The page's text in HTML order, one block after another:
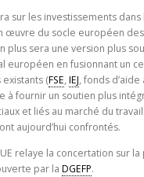
sur les investissements dans
œuvre du socle européen
plus sera une version plus
européen en fusionnant un
(FSE, IEJ, fonds d’aide
à fournir un soutien plus
et liés au marché du
aujourd’hui confrontés.
relaye la concertation sur
par la DGEFP.